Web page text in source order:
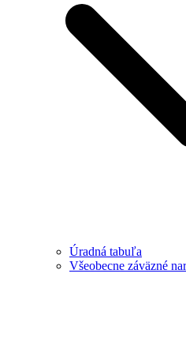
Úradná tabuľa
Všeobecne záväzné